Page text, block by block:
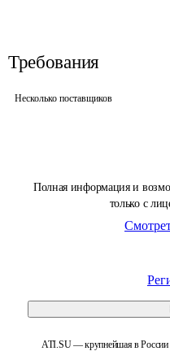
Полная информация и
только с
ATI.SU — крупнейшая в России
Требования
Несколько поставщиков